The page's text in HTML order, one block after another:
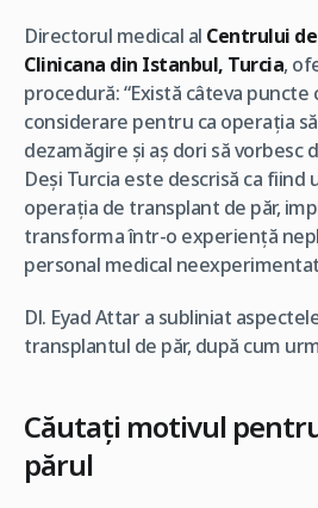
Directorul medical al Centrului
Clinicana din Istanbul, Turcia,
procedură: “Există câteva
considerare pentru ca operaţia
dezamăgire şi aş dori să vorbesc
Deşi Turcia este descrisă ca fiind
operaţia de transplant de păr,
transforma într-o experienţă
personal medical
Dl. Eyad Attar a subliniat
transplantul de păr, după cum
Căutaţi motivul
părul